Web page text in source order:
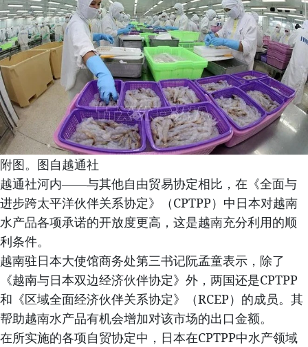
附图。图自越通社
越通社河内——与其他自由贸易协定相比，在《全面与
进步跨太平洋伙伴关系协定》（CPTPP）中日本对越南
水产品各项承诺的开放度更高，这是越南充分利用的顺
利条件。
越南驻日本大使馆商务处第三书记阮孟童表示，除了
《越南与日本双边经济伙伴协定》外，两国还是CPTPP
和《区域全面经济伙伴关系协定》（RCEP）的成员。其
帮助越南水产品有机会增加对该市场的出口金额。
在所实施的各项自贸协定中，日本在CPTPP中水产领域